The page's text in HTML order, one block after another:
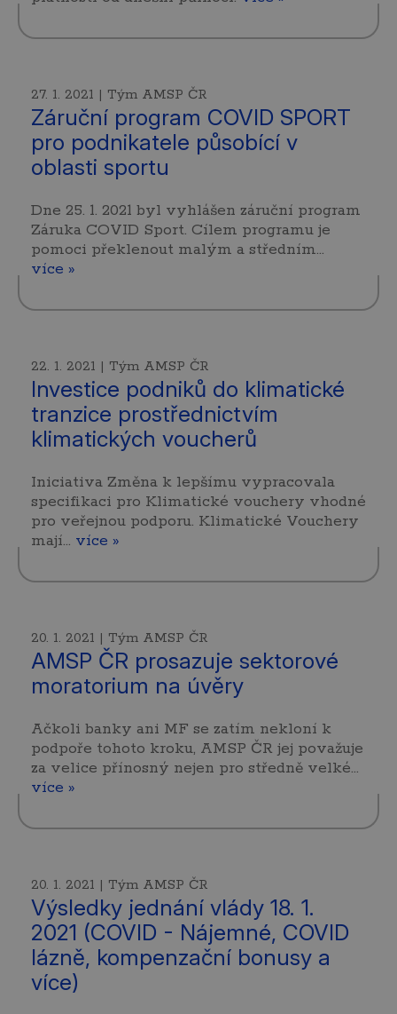
27. 1. 2021 | Tým AMSP ČR
Záruční program COVID SPORT
pro podnikatele působící v
oblasti sportu
Dne 25. 1. 2021 byl vyhlášen záruční program
Záruka COVID Sport. Cílem programu je
pomoci překlenout malým a středním…
více »
22. 1. 2021 | Tým AMSP ČR
Investice podniků do klimatické
tranzice prostřednictvím
klimatických voucherů
Iniciativa Změna k lepšímu vypracovala
specifikaci pro Klimatické vouchery vhodné
pro veřejnou podporu. Klimatické Vouchery
mají… více »
20. 1. 2021 | Tým AMSP ČR
AMSP ČR prosazuje sektorové
moratorium na úvěry
Ačkoli banky ani MF se zatím nekloní k
podpoře tohoto kroku, AMSP ČR jej považuje
za velice přínosný nejen pro středně velké…
více »
20. 1. 2021 | Tým AMSP ČR
Výsledky jednání vlády 18. 1.
2021 (COVID - Nájemné, COVID
lázně, kompenzační bonusy a
více)